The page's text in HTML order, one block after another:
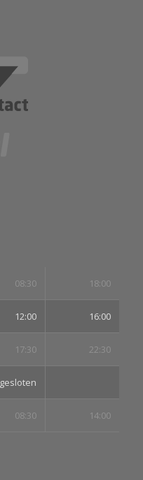
08:30 18:00
12:00 16:00
17:30 22:30
gesloten
08:30 14:00